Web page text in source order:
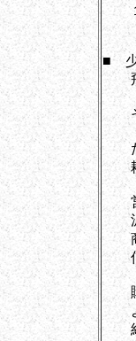
１
■ 少
飛
そ
た
耕
営
泥
商
信
購
よ
紹